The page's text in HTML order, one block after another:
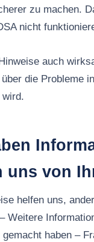
zu machen.
nicht
auch
die Probleme
wird.
uns von
helfen uns,
Weitere
haben –